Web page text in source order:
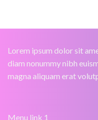
Lorem ipsum dolor sit
diam nonummy nibh
magna aliquam erat
Menu link 1